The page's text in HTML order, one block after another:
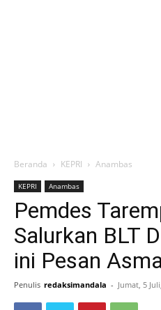
Beranda KEPRI Anambas
KEPRI Anambas
Pemdes
Salurkan BLT
ini Pesan
Penulis redaksimandala - Jumat, 5